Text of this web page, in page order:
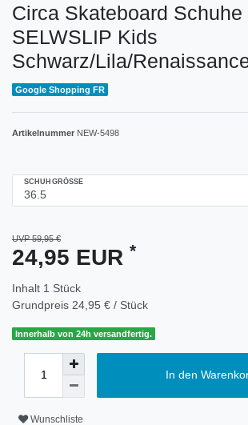
Circa Skateboard Schuhe
SELWSLIP Kids
Schwarz/Lila/
Google Shopping FR
Artikelnummer NEW-5498
SCHUHGRÖSSE
UVP 59,95 €
24,95 EUR *
Inhalt 1 Stück
Grundpreis 24,95 € / Stück
Innerhalb von 24h versandfertig.
In den
Wunschliste